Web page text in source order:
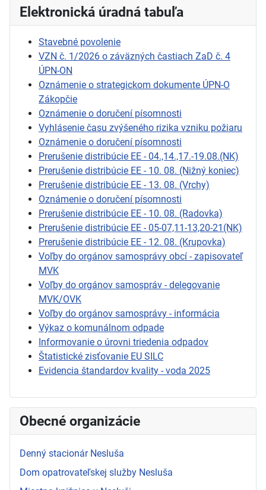
Elektronická úradná tabuľa
Stavebné povolenie
VZN č. 1/2026 o záväzných častiach ZaD č. 4
ÚPN-ON
Oznámenie o strategickom dokumente ÚPN-O
Zákopčie
Oznámenie o doručení písomnosti
Vyhlásenie času zvýšeného rizika vzniku požiaru
Oznámenie o doručení písomnosti
Prerušenie distribúcie EE - 04.,14.,17.-19.08.(NK)
Prerušenie distribúcie EE - 10. 08. (Nižný koniec)
Prerušenie distribúcie EE - 13. 08. (Vrchy)
Oznámenie o doručení písomnosti
Prerušenie distribúcie EE - 10. 08. (Radovka)
Prerušenie distribúcie EE - 05-07,11-13,20-21(NK)
Prerušenie distribúcie EE - 12. 08. (Krupovka)
Voľby do orgánov samosprávy obcí - zapisovateľ
MVK
Voľby do orgánov samospráv - delegovanie
MVK/OVK
Voľby do orgánov samosprávy - informácia
Výkaz o komunálnom odpade
Informovanie o úrovni triedenia odpadov
Štatistické zisťovanie EU SILC
Evidencia štandardov kvality - voda 2025
Obecné organizácie
Denný stacionár Nesluša
Dom opatrovateľskej služby Nesluša